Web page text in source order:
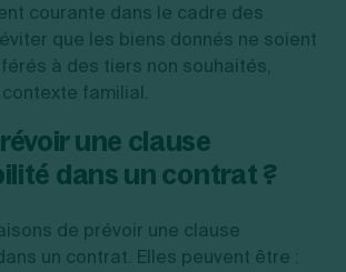
courante dans le cadre des
que les biens donnés ne soient
à des tiers non souhaités,
familial.
une clause
dans un contrat ?
de prévoir une clause
un contrat. Elles peuvent être :